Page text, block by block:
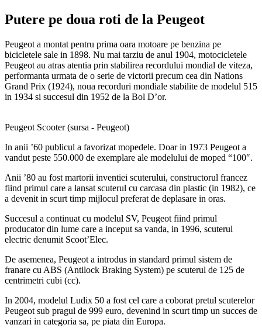
Putere pe doua roti de la Peugeot
Peugeot a montat pentru prima oara motoare pe benzina pe
bicicletele sale in 1898. Nu mai tarziu de anul 1904, motocicletele
Peugeot au atras atentia prin stabilirea recordului mondial de viteza,
performanta urmata de o serie de victorii precum cea din Nations
Grand Prix (1924), noua recorduri mondiale stabilite de modelul 515
in 1934 si succesul din 1952 de la Bol D’or.
Peugeot Scooter (sursa - Peugeot)
In anii ’60 publicul a favorizat mopedele. Doar in 1973 Peugeot a
vandut peste 550.000 de exemplare ale modelului de moped “100″.
Anii ’80 au fost martorii inventiei scuterului, constructorul francez
fiind primul care a lansat scuterul cu carcasa din plastic (in 1982), ce
a devenit in scurt timp mijlocul preferat de deplasare in oras.
Succesul a continuat cu modelul SV, Peugeot fiind primul
producator din lume care a inceput sa vanda, in 1996, scuterul
electric denumit Scoot’Elec.
De asemenea, Peugeot a introdus in standard primul sistem de
franare cu ABS (Antilock Braking System) pe scuterul de 125 de
centrimetri cubi (cc).
In 2004, modelul Ludix 50 a fost cel care a coborat pretul scuterelor
Peugeot sub pragul de 999 euro, devenind in scurt timp un succes de
vanzari in categoria sa, pe piata din Europa.